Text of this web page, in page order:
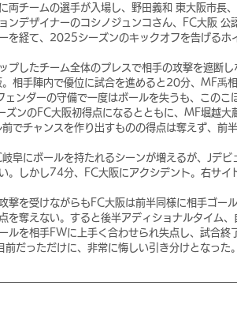
両チームの選手が入場し、野田義和 東大阪市長
ンデザイナーのコシノジュンコさん、FC大阪 公
を経て、2025シーズンのキックオフを告げるホ
プしたチーム全体のプレスで相手の攻撃を遮断
相手陣内で優位に試合を進めると20分、MF禹
ェンダーの守備で一度はボールを失うも、この
ンのFC大阪初得点になるとともに、MF堀越大
でチャンスを作り出すものの得点は奪えず、前
阜にボールを持たれるシーンが増えるが、Jデ
。しかし74分、FC大阪にアクシデント。右サ
撃を受けながらもFC大阪は前半同様に相手ゴー
を奪えない。すると後半アディショナルタイム
ルを相手FWに上手く合わせられ失点し、試合終
だっただけに、非常に悔しい引き分けとなった。